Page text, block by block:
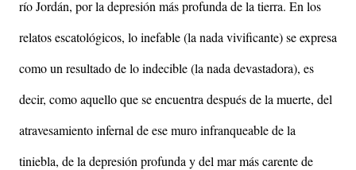
río Jordán, por la depresión más profunda de la tierra. En los
relatos escatológicos, lo inefable (la nada vivificante) se expresa
como un resultado de lo indecible (la nada devastadora), es
decir, como aquello que se encuentra después de la muerte, del
atravesamiento infernal de ese muro infranqueable de la
tiniebla, de la depresión profunda y del mar más carente de